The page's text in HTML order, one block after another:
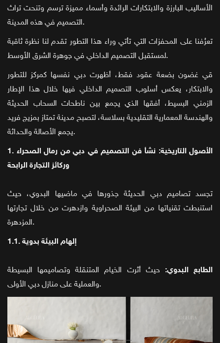
الأساليب البارزة والابتكارات الرائدة وأسماء مميزة ترسم وتنحت تراث
التصميم في هذه المدينة.
تعرُفنا على المحفزات التي تأتي وراء هذا التطور تقدم لنا نظرة ثاقبة
لمستقبل التصميم الداخلي في جوهرة الشرق الأوسط.
قي غضون بضعة عقود فقط، أظهرت دبي نفسها كمركز للتطور
والابتكار، يعكس أسلوب التصميم الداخلي فيها خلال هذا الإطار
الزمني البسيط، أفقها الذي يجمع بين ناطحات السحاب الحديثة
والهندسة المعمارية التقليدية بسلاسة، لتصبح مدينة تمتاز بمزيج فريد
يجمع الأصالة والحداثة.
1. الأصول التاريخية: نشأ فن التصميم في دبي من رمال الصحراء
وركائز التجارة الرابحة
تجسد تصاميم دبي الحديثة جذورها في ماضيها البدوي، حيث
استنبطت تقنياتها من البيئة الصحراوية وازدهرت من خلال تجارتها
المزدهرة.
1.1. إلهام البيئة بدوية
الطابع البدوي: حيث أثرت الخيام المتنقلة وتصاميمها البسيطة
والعملية على منازل دبي الأولى.